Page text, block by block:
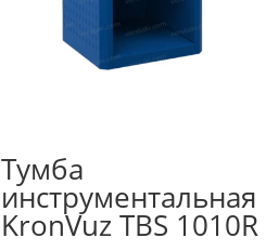
Тумба
инструментальная
KronVuz TBS 1010R